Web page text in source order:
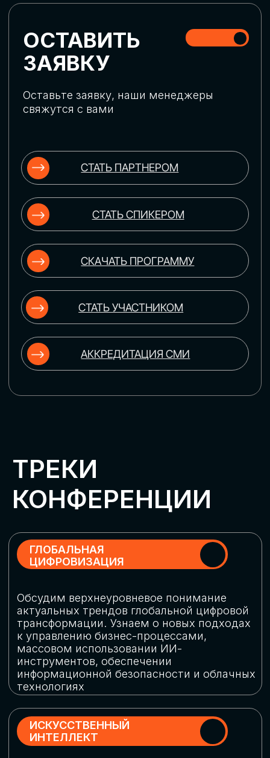
Выясним, как в наши дни уверенно
защищать свой бизнес от киберугроз
актуальных трендов глобальной цифровой
трансформации. Узнаем о новых подходах
массовом использовании ИИ-
инструментов, обеспечении
ИСКУССТВЕННЫЙ
Узнаем как компании адаптируются к
новой ИИ-реальности. Как ИИ-
сотрудники становятся
«полноправными» членами команды, как
ИИ-помощники забирают на себя рутину
и как можно значительно увеличить
производительность без огромных
затрат на нейросети
ЦИФРОВИЗАЦИЯ
МАРКЕТИНГА И ПРОДАЖ
Обменяемся опытом, какие ИИ-решения
в маркетинге и продажах наиболее
рекламными кампаниями показывают
наибольшую эффективность
ЦИФРОВИЗАЦИЯ
УПРАВЛЕНИЯ ПЕРСОНАЛОМ
Рассмотрим управление человеческим
комплексные решения для роста
производительности и кейсы
оптимизации процессов найма,
развития, оценки и удержания
РОБОТИЗАЦИЯ
Узнаем, в каких отраслях ИИ
«материализуется», какие роботы
решают сложные бизнес-задачи, а где
только обсуждают концепции
роботизации и потенциальные бюджеты
на тестирование образцов
ЦИФРОВИЗАЦИЯ
КЛИЕНТСКОГО СЕРВИСА
Разберем кейсы в сфере цифровизации